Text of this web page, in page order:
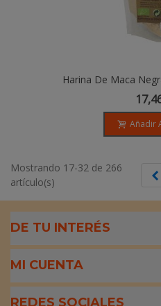
Harina De Maca
Añadir
Mostrando 17-32 de 266
artículo(s)
DE TU INTERÉS
MI CUENTA
REDES SOCIALES